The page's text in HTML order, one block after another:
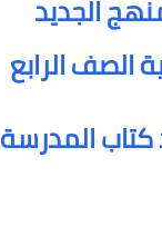
الصف الرابع
كتاب المدرسة